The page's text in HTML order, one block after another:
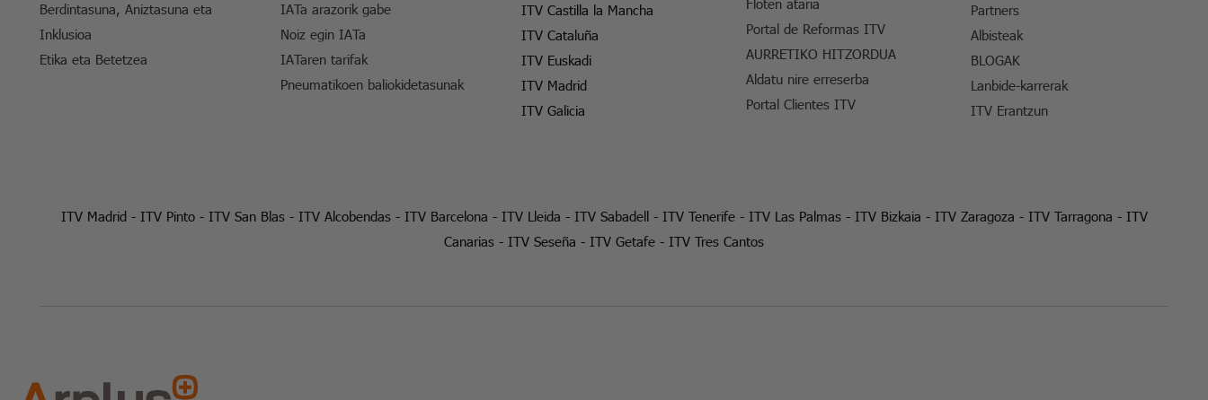
Berdintasuna, Aniztasuna eta
Inklusioa
Etika eta Betetzea
IATa arazorik gabe
Noiz egin IATa
IATaren tarifak
Pneumatikoen baliokidetasunak
ITV Castilla la Mancha
ITV Cataluña
ITV Euskadi
ITV Madrid
ITV Galicia
Portal de Reformas ITV
AURRETIKO HITZORDUA
Aldatu nire erreserba
Portal Clientes ITV
Partners
Albisteak
BLOGAK
Lanbide-karrerak
ITV Erantzun
ITV Madrid- ITV Pinto- ITV San Blas- ITV Alcobendas- ITV Barcelona - ITV Lleida - ITV Sabadell- ITV Tenerife- ITV Las Palmas- ITV Bizkaia - ITV Zaragoza - ITV Tarragona - ITV
Canarias - ITV Seseña - ITV Getafe - ITV Tres Cantos